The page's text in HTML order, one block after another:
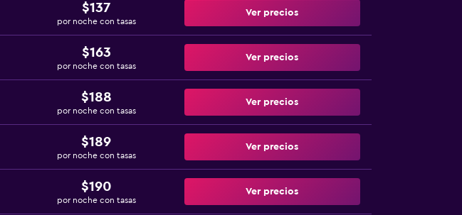
$137
por noche con tasas
Ver precios
$163
por noche con tasas
Ver precios
$188
por noche con tasas
Ver precios
$189
por noche con tasas
Ver precios
$190
por noche con tasas
Ver precios